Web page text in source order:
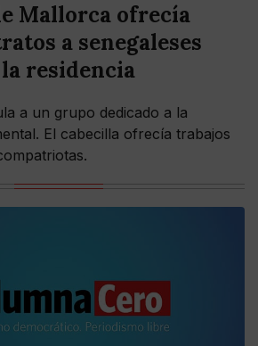
Mallorca ofrecía
a senegaleses
residencia
a un grupo dedicado a la
El cabecilla ofrecía trabajos